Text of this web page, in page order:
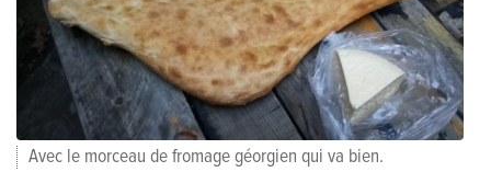
Avec le morceau de fromage géorgien qui va bien.